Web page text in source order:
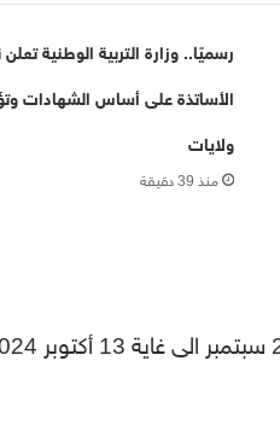
رسميًا.. وزارة التربية الوطنية
ولايات
منذ 39 دقيقة